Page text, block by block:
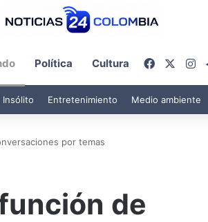
Política Cultura Facebook
Insólito Entretenimiento Medio ambiente
por temas
de